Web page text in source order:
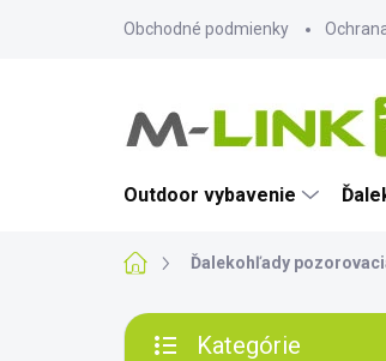
Obchodné podmienky
Outdoor vybavenie
DomovĎalekohľady
B
Kategórie